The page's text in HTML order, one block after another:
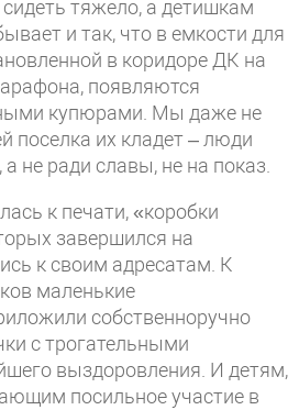
тяжело, а детишкам
и так, что в емкости для
в коридоре ДК на
появляются
купюрами. Мы даже не
поселка их кладет – люди
не ради славы, не на показ.
к печати, «коробки
завершился на
к своим адресатам. К
маленькие
собственноручно
с трогательными
выздоровления. И детям,
посильное участие в